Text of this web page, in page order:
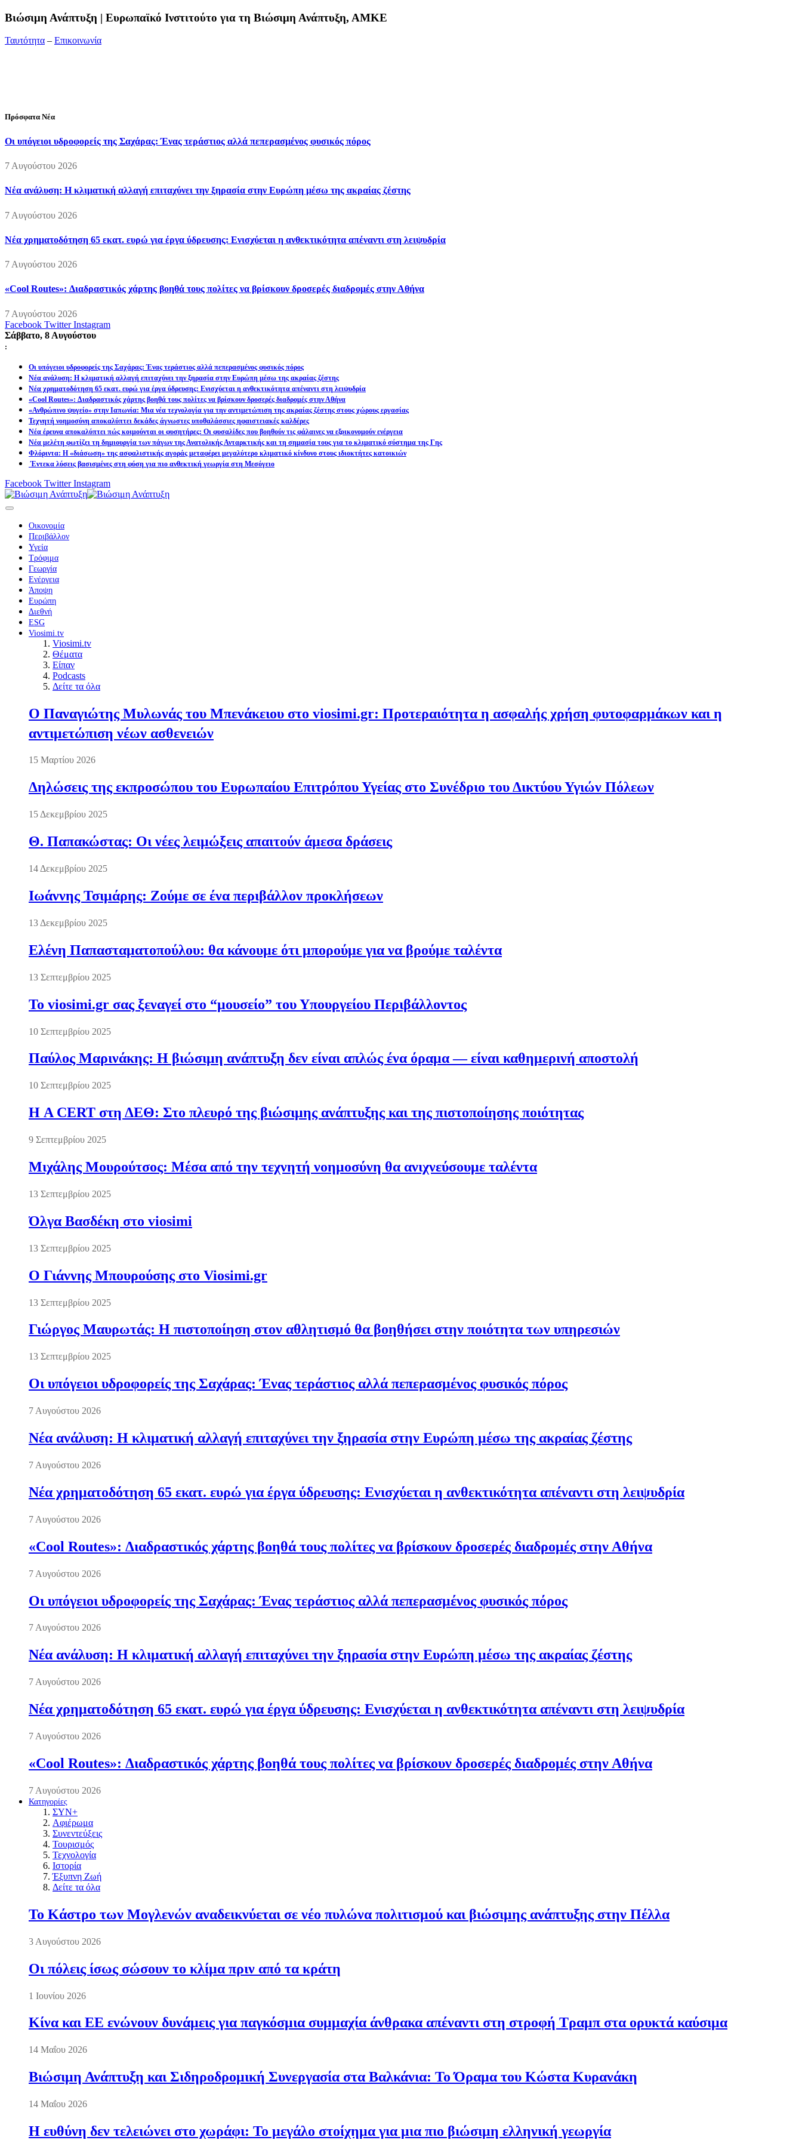
Bιώσιμη Ανάπτυξη | Ευρωπαϊκό Ινστιτούτο για τη Βιώσιμη Ανάπτυξη, ΑΜΚΕ
Ταυτότητα – Επικοινωνία
Πρόσφατα Νέα
Οι υπόγειοι υδροφορείς της Σαχάρας: Ένας τεράστιος αλλά πεπερασμένος φυσικός πόρος
7 Αυγούστου 2026
Νέα ανάλυση: Η κλιματική αλλαγή επιταχύνει την ξηρασία στην Ευρώπη μέσω της ακραίας ζέστης
7 Αυγούστου 2026
Νέα χρηματοδότηση 65 εκατ. ευρώ για έργα ύδρευσης: Ενισχύεται η ανθεκτικότητα απέναντι στη λειψυδρία
7 Αυγούστου 2026
«Cool Routes»: Διαδραστικός χάρτης βοηθά τους πολίτες να βρίσκουν δροσερές διαδρομές στην Αθήνα
7 Αυγούστου 2026
Facebook Twitter Instagram
Σάββατο, 8 Αυγούστου
:
Οι υπόγειοι υδροφορείς της Σαχάρας: Ένας τεράστιος αλλά πεπερασμένος φυσικός πόρος
Νέα ανάλυση: Η κλιματική αλλαγή επιταχύνει την ξηρασία στην Ευρώπη μέσω της ακραίας ζέστης
Νέα χρηματοδότηση 65 εκατ. ευρώ για έργα ύδρευσης: Ενισχύεται η ανθεκτικότητα απέναντι στη λειψυδρία
«Cool Routes»: Διαδραστικός χάρτης βοηθά τους πολίτες να βρίσκουν δροσερές διαδρομές στην Αθήνα
«Ανθρώπινο ψυγείο» στην Ιαπωνία: Μια νέα τεχνολογία για την αντιμετώπιση της ακραίας ζέστης στους χώρους εργασίας
Τεχνητή νοημοσύνη αποκαλύπτει δεκάδες άγνωστες υποθαλάσσιες ηφαιστειακές καλδέρες
Νέα έρευνα αποκαλύπτει πώς κοιμούνται οι φυσητήρες: Οι φυσαλίδες που βοηθούν τις φάλαινες να εξοικονομούν ενέργεια
Νέα μελέτη φωτίζει τη δημιουργία των πάγων της Ανατολικής Ανταρκτικής και τη σημασία τους για το κλιματικό σύστημα της Γης
Φλόριντα: Η «διάσωση» της ασφαλιστικής αγοράς μεταφέρει μεγαλύτερο κλιματικό κίνδυνο στους ιδιοκτήτες κατοικιών
Έντεκα λύσεις βασισμένες στη φύση για πιο ανθεκτική γεωργία στη Μεσόγειο
Facebook Twitter Instagram
Οικονομία
Περιβάλλον
Υγεία
Τρόφιμα
Γεωργία
Ενέργεια
Άποψη
Ευρώπη
Διεθνή
ESG
Viosimi.tv
Viosimi.tv
Θέματα
Είπαν
Podcasts
Δείτε τα όλα
Ο Παναγιώτης Μυλωνάς του Μπενάκειου στο viosimi.gr: Προτεραιότητα η ασφαλής χρήση φυτοφαρμάκων και η
αντιμετώπιση νέων ασθενειών
15 Μαρτίου 2026
Δηλώσεις της εκπροσώπου του Ευρωπαίου Επιτρόπου Υγείας στο Συνέδριο του Δικτύου Υγιών Πόλεων
15 Δεκεμβρίου 2025
Θ. Παπακώστας: Οι νέες λειμώξεις απαιτούν άμεσα δράσεις
14 Δεκεμβρίου 2025
Ιωάννης Τσιμάρης: Ζούμε σε ένα περιβάλλον προκλήσεων
13 Δεκεμβρίου 2025
Ελένη Παπασταματοπούλου: θα κάνουμε ότι μπορούμε για να βρούμε ταλέντα
13 Σεπτεμβρίου 2025
Το viosimi.gr σας ξεναγεί στο “μουσείο” του Υπουργείου Περιβάλλοντος
10 Σεπτεμβρίου 2025
Παύλος Μαρινάκης: Η βιώσιμη ανάπτυξη δεν είναι απλώς ένα όραμα — είναι καθημερινή αποστολή
10 Σεπτεμβρίου 2025
Η A CERT στη ΔΕΘ: Στο πλευρό της βιώσιμης ανάπτυξης και της πιστοποίησης ποιότητας
9 Σεπτεμβρίου 2025
Μιχάλης Μουρούτσος: Μέσα από την τεχνητή νοημοσύνη θα ανιχνεύσουμε ταλέντα
13 Σεπτεμβρίου 2025
Όλγα Βασδέκη στο viosimi
13 Σεπτεμβρίου 2025
Ο Γιάννης Μπουρούσης στο Viosimi.gr
13 Σεπτεμβρίου 2025
Γιώργος Μαυρωτάς: Η πιστοποίηση στον αθλητισμό θα βοηθήσει στην ποιότητα των υπηρεσιών
13 Σεπτεμβρίου 2025
Οι υπόγειοι υδροφορείς της Σαχάρας: Ένας τεράστιος αλλά πεπερασμένος φυσικός πόρος
7 Αυγούστου 2026
Νέα ανάλυση: Η κλιματική αλλαγή επιταχύνει την ξηρασία στην Ευρώπη μέσω της ακραίας ζέστης
7 Αυγούστου 2026
Νέα χρηματοδότηση 65 εκατ. ευρώ για έργα ύδρευσης: Ενισχύεται η ανθεκτικότητα απέναντι στη λειψυδρία
7 Αυγούστου 2026
«Cool Routes»: Διαδραστικός χάρτης βοηθά τους πολίτες να βρίσκουν δροσερές διαδρομές στην Αθήνα
7 Αυγούστου 2026
Οι υπόγειοι υδροφορείς της Σαχάρας: Ένας τεράστιος αλλά πεπερασμένος φυσικός πόρος
7 Αυγούστου 2026
Νέα ανάλυση: Η κλιματική αλλαγή επιταχύνει την ξηρασία στην Ευρώπη μέσω της ακραίας ζέστης
7 Αυγούστου 2026
Νέα χρηματοδότηση 65 εκατ. ευρώ για έργα ύδρευσης: Ενισχύεται η ανθεκτικότητα απέναντι στη λειψυδρία
7 Αυγούστου 2026
«Cool Routes»: Διαδραστικός χάρτης βοηθά τους πολίτες να βρίσκουν δροσερές διαδρομές στην Αθήνα
7 Αυγούστου 2026
Κατηγορίες
ΣΥΝ+
Αφιέρωμα
Συνεντεύξεις
Τουρισμός
Τεχνολογία
Ιστορία
Έξυπνη Ζωή
Δείτε τα όλα
Το Κάστρο των Μογλενών αναδεικνύεται σε νέο πυλώνα πολιτισμού και βιώσιμης ανάπτυξης στην Πέλλα
3 Αυγούστου 2026
Οι πόλεις ίσως σώσουν το κλίμα πριν από τα κράτη
1 Ιουνίου 2026
Κίνα και ΕΕ ενώνουν δυνάμεις για παγκόσμια συμμαχία άνθρακα απέναντι στη στροφή Τραμπ στα ορυκτά καύσιμα
14 Μαΐου 2026
Βιώσιμη Ανάπτυξη και Σιδηροδρομική Συνεργασία στα Βαλκάνια: Το Όραμα του Κώστα Κυρανάκη
14 Μαΐου 2026
Η ευθύνη δεν τελειώνει στο χωράφι: Το μεγάλο στοίχημα για μια πιο βιώσιμη ελληνική γεωργία